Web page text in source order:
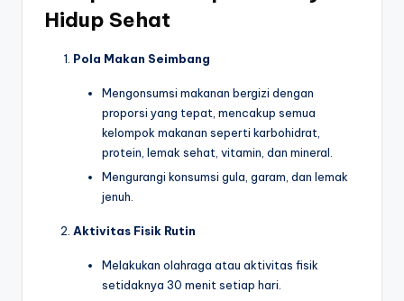
Hidup Sehat
Pola Makan Seimbang
Mengonsumsi makanan bergizi dengan
proporsi yang tepat, mencakup semua
kelompok makanan seperti karbohidrat,
protein, lemak sehat, vitamin, dan mineral.
Mengurangi konsumsi gula, garam, dan lemak
jenuh.
Aktivitas Fisik Rutin
Melakukan olahraga atau aktivitas fisik
setidaknya 30 menit setiap hari.